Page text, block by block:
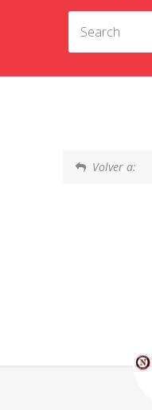
Volver a: